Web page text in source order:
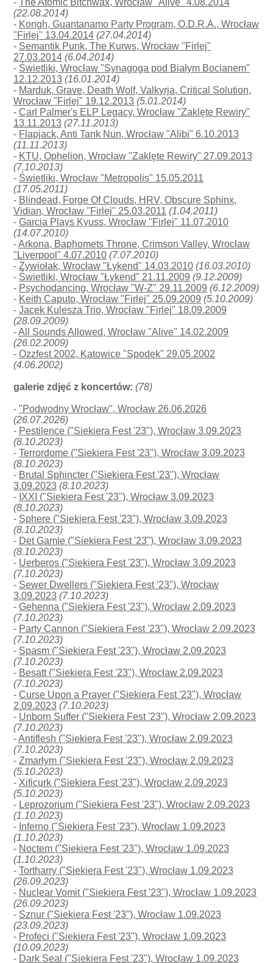
-The Atomic Bitchwax, Wrocław "Alive" 4.08.2014
(22.08.2014)
- Kongh, Guantanamo Party Program, O.D.R.A., Wrocław
"Firlej" 13.04.2014 (27.04.2014)
- Semantik Punk, The Kurws, Wrocław "Firlej"
27.03.2014 (6.04.2014)
- Świetliki, Wrocław "Synagoga pod Białym Bocianem"
12.12.2013 (16.01.2014)
- Marduk, Grave, Death Wolf, Valkyrja, Critical Solution,
Wrocław "Firlej" 19.12.2013 (5.01.2014)
-Carl Palmer's ELP Legacy, Wrocław "Zaklęte Rewiry"
13.11.2013 (27.11.2013)
- Flapjack, Anti Tank Nun, Wrocław "Alibi" 6.10.2013
(11.11.2013)
- KTU, Ophelion, Wrocław "Zaklęte Rewiry" 27.09.2013
(7.10.2013)
- Świetliki, Wrocław "Metropolis" 15.05.2011
(17.05.2011)
- Blindead, Forge Of Clouds, HRV, Obscure Sphinx,
Vidian, Wrocław "Firlej" 25.03.2011 (1.04.2011)
-Garcia Plays Kyuss, Wrocław "Firlej" 11.07.2010
(14.07.2010)
-Arkona, Baphomets Throne, Crimson Valley, Wrocław
"Liverpool" 4.07.2010 (7.07.2010)
-Żywiołak, Wrocław "Łykend" 14.03.2010 (16.03.2010)
- Świetliki, Wrocław "Łykend" 21.11.2009 (9.12.2009)
- Psychodancing, Wrocław "W-Z" 29.11.2009 (6.12.2009)
- Keith Caputo, Wrocław "Firlej" 25.09.2009 (5.10.2009)
-Jacek Kulesza Trio, Wrocław "Firlej" 18.09.2009
(28.09.2009)
-All Sounds Allowed, Wrocław "Alive" 14.02.2009
(26.02.2009)
-Ozzfest 2002, Katowice "Spodek" 29.05.2002
(4.06.2002)
galerie zdjęć z koncertów: (78)
-"Podwodny Wrocław", Wrocław 26.06.2026
(26.07.2026)
- Pestilence ("Siekiera Fest '23"), Wrocław 3.09.2023
(8.10.2023)
-Terrordome ("Siekiera Fest '23"), Wrocław 3.09.2023
(8.10.2023)
- Brutal Sphincter ("Siekiera Fest '23"), Wrocław
3.09.2023 (8.10.2023)
- IXXI ("Siekiera Fest '23"), Wrocław 3.09.2023
(8.10.2023)
- Sphere ("Siekiera Fest '23"), Wrocław 3.09.2023
(8.10.2023)
- Det Gamle ("Siekiera Fest '23"), Wrocław 3.09.2023
(8.10.2023)
- Uerberos ("Siekiera Fest '23"), Wrocław 3.09.2023
(7.10.2023)
- Sewer Dwellers ("Siekiera Fest '23"), Wrocław
3.09.2023 (7.10.2023)
-Gehenna ("Siekiera Fest '23"), Wrocław 2.09.2023
(7.10.2023)
- Party Cannon ("Siekiera Fest '23"), Wrocław 2.09.2023
(7.10.2023)
- Spasm ("Siekiera Fest '23"), Wrocław 2.09.2023
(7.10.2023)
- Besatt ("Siekiera Fest '23"), Wrocław 2.09.2023
(7.10.2023)
-Curse Upon a Prayer ("Siekiera Fest '23"), Wrocław
2.09.2023 (7.10.2023)
- Unborn Suffer ("Siekiera Fest '23"), Wrocław 2.09.2023
(7.10.2023)
-Antiflesh ("Siekiera Fest '23"), Wrocław 2.09.2023
(7.10.2023)
-Zmarłym ("Siekiera Fest '23"), Wrocław 2.09.2023
(5.10.2023)
- Xificurk ("Siekiera Fest '23"), Wrocław 2.09.2023
(5.10.2023)
- Leprozorium ("Siekiera Fest '23"), Wrocław 2.09.2023
(1.10.2023)
- Inferno ("Siekiera Fest '23"), Wrocław 1.09.2023
(1.10.2023)
- Noctem ("Siekiera Fest '23"), Wrocław 1.09.2023
(1.10.2023)
-Tortharry ("Siekiera Fest '23"), Wrocław 1.09.2023
(26.09.2023)
- Nuclear Vomit ("Siekiera Fest '23"), Wrocław 1.09.2023
(26.09.2023)
- Sznur ("Siekiera Fest '23"), Wrocław 1.09.2023
(23.09.2023)
- Profeci ("Siekiera Fest '23"), Wrocław 1.09.2023
(10.09.2023)
- Dark Seal ("Siekiera Fest '23"), Wrocław 1.09.2023